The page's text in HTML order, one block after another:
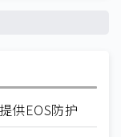
供EOS防护